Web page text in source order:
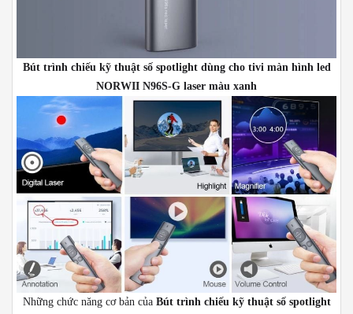
Bút trình chiếu kỹ thuật số spotlight dùng cho tivi màn hình led
NORWII N96S-G laser màu xanh
Những chức năng cơ bản của Bút trình chiếu kỹ thuật số spotlight